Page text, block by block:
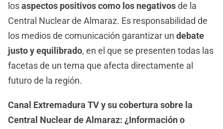
losaspectos positivos como los negativosde la
Central Nuclear de Almaraz. Es responsabilidad de
los medios de comunicación garantizar un debate
justo y equilibrado, en el que se presenten todas las
facetas de un tema que afecta directamente al
futuro de la región.
Canal Extremadura TV y su cobertura sobre la
Central Nuclear de Almaraz: ¿Información o